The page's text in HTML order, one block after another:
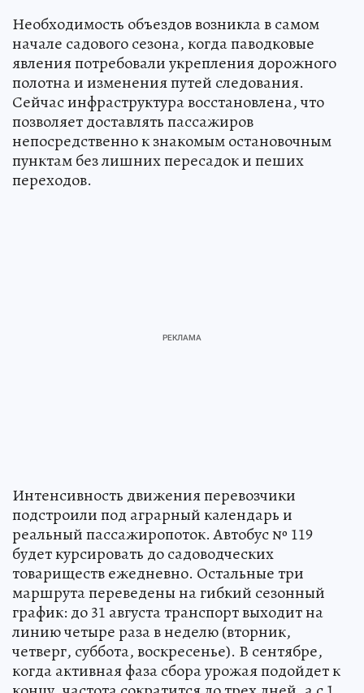
Необходимость объездов возникла в самом
начале садового сезона, когда паводковые
явления потребовали укрепления дорожного
полотна и изменения путей следования.
Сейчас инфраструктура восстановлена, что
позволяет доставлять пассажиров
непосредственно к знакомым остановочным
пунктам без лишних пересадок и пеших
переходов.
Интенсивность движения перевозчики
подстроили под аграрный календарь и
реальный пассажиропоток. Автобус № 119
будет курсировать до садоводческих
товариществ ежедневно. Остальные три
маршрута переведены на гибкий сезонный
график: до 31 августа транспорт выходит на
линию четыре раза в неделю (вторник,
четверг, суббота, воскресенье). В сентябре,
когда активная фаза сбора урожая подойдет к